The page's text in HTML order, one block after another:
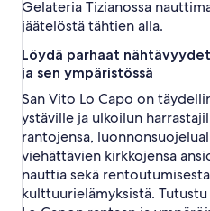
Gelateria Tizianossa
jäätelöstä tähtien alla.
Löydä parhaat
ja sen ympäristössä
San Vito Lo Capo on
ystäville ja ulkoilun
rantojensa,
viehättävien kirkkojensa
nauttia sekä
kulttuurielämyksistä.